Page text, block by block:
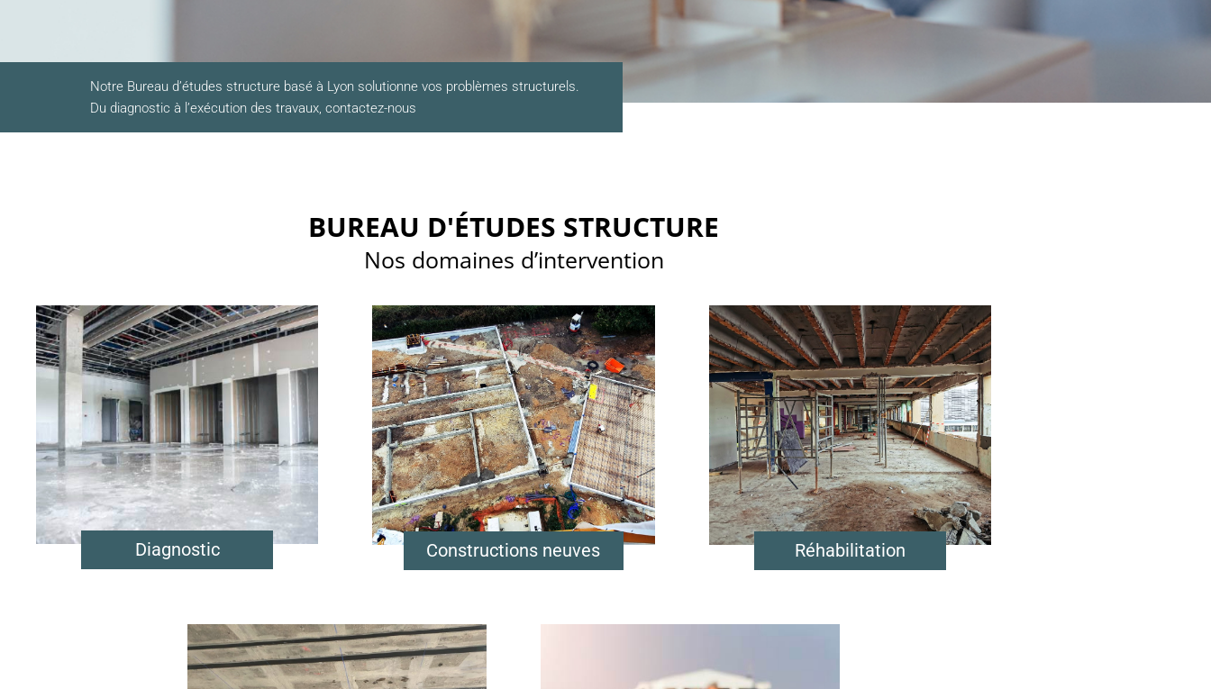
Notre Bureau d’études structure basé à Lyon solutionne vos problèmes structurels.
Du diagnostic à l’exécution des travaux, contactez-nous
BUREAU D'ÉTUDES STRUCTURE
Nos domaines d’intervention
Diagnostic Constructions neuves Réhabilitation